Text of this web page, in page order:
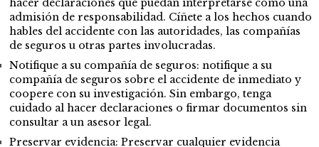
hacer declaraciones que puedan interpretarse como una
admisión de responsabilidad. Cíñete a los hechos cuando
hables del accidente con las autoridades, las compañías
de seguros u otras partes involucradas.
Notifique a su compañía de seguros: notifique a su
compañía de seguros sobre el accidente de inmediato y
coopere con su investigación. Sin embargo, tenga
cuidado al hacer declaraciones o firmar documentos sin
consultar a un asesor legal.
Preservar evidencia: Preservar cualquier evidencia